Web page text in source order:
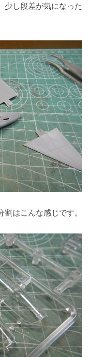
少し段差が気になった
はこんな感じです。